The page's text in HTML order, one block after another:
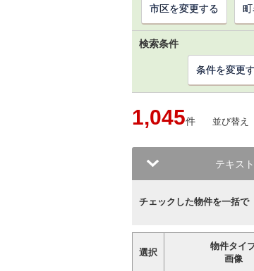
市区を変更する
検索条件
条件を変更
1,045件 並び替え
テキス
チェックした物件を一括で
選択
物件タイ
画像